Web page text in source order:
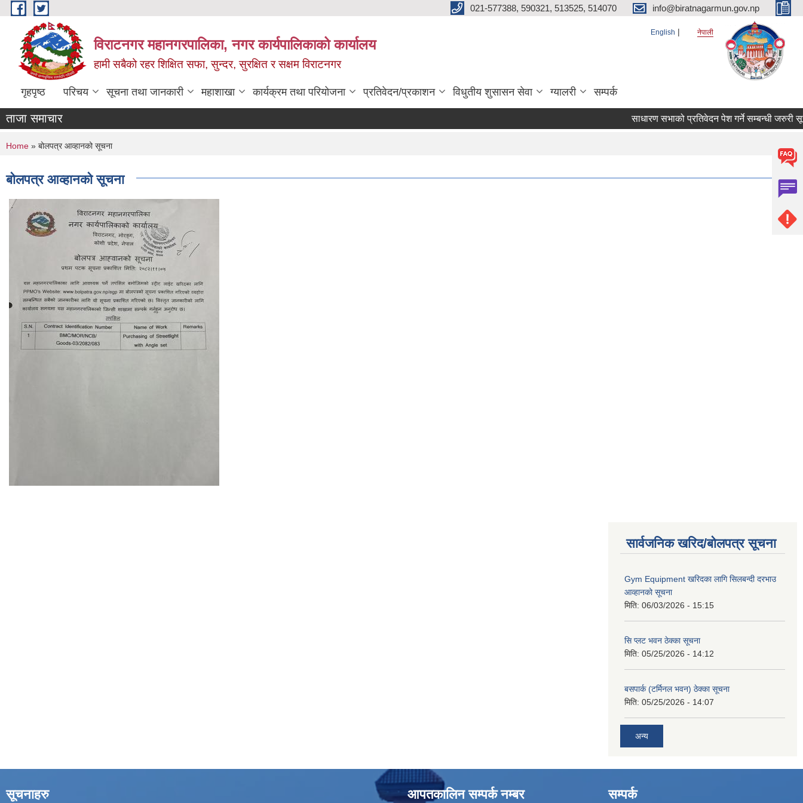
Skip to main content 021-577388, 590321, 513525, 514070 info@biratnagarmun.gov.np
विराटनगर महानगरपालिका, नगर कार्यपालिकाको कार्यालय
हामी सबैको रहर शिक्षित सफा, सुन्दर, सुरक्षित र सक्षम विराटनगर
English नेपाली
गृहपृष्ठ परिचय सूचना तथा जानकारी महाशाखा कार्यक्रम तथा परियोजना प्रतिवेदन/प्रकाशन विधुतीय शुसासन सेवा ग्यालरी सम्पर्क
ताजा समाचार साधारण सभाको प्रतिवेदन पेश गर्ने सम्बन्धी जरुरी
You are here
Home » बोलपत्र आव्हानको सूचना
बोलपत्र आव्हानको सूचना
सार्वजनिक खरिद/बोलपत्र सूचना
Gym Equipment खरिदका लागि सिलबन्दी दरभाउ
आव्हानको सूचना
मिति: 06/03/2026 - 15:15
सि प्लट भवन ठेक्का सूचना
मिति: 05/25/2026 - 14:12
बसपार्क (टर्मिनल भवन) ठेक्का सूचना
मिति: 05/25/2026 - 14:07
अन्य
सूचनाहरु आपतकालिन सम्पर्क नम्बर सम्पर्क